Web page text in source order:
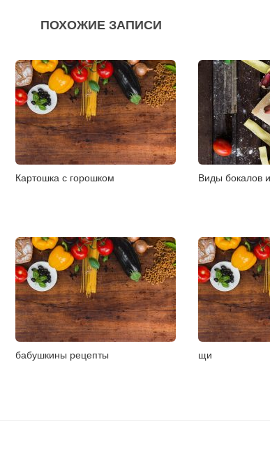
ПОХОЖИЕ ЗАПИСИ
Картошка с горошком Виды бокалов
бабушкины рецепты щи